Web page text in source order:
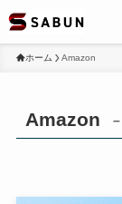
ホーム Amazon
Amazon